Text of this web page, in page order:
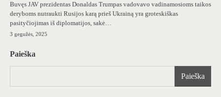
Buvęs JAV prezidentas Donaldas Trumpas vadovavo vadinamosioms taikos
deryboms nutraukti Rusijos karą prieš Ukrainą yra groteskiškas
pasityčiojimas iš diplomatijos, sakė…
3 gegužės, 2025
Paieška
Paieška